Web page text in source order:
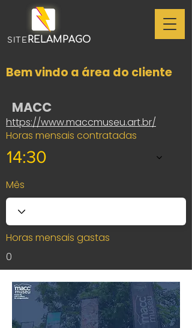
SITERELAMPAGO
Bem vindo a área do cliente
MACC
https://www.maccmuseu.art.br/
Horas mensais contratadas
14:30
Mês
Horas mensais gastas
0